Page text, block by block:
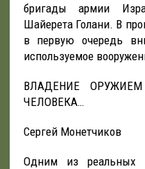
бригады армии
Шайерета Голани. В
в первую очередь
используемое
ВЛАДЕНИЕ
ЧЕЛОВЕКА…
Сергей Монетчиков
Одним из реальных